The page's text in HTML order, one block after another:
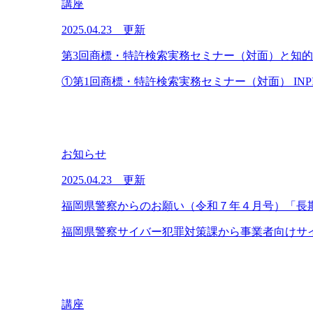
講座
2025.04.23 更新
第3回商標・特許検索実務セミナー（対面）と知
①第1回商標・特許検索実務セミナー（対面）
お知らせ
2025.04.23 更新
福岡県警察からのお願い（令和７年４月号）「
福岡県警察サイバー犯罪対策課から事業者向け
講座